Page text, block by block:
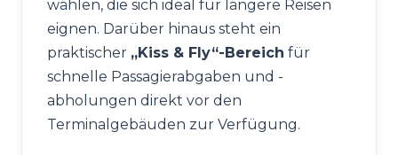
wählen, die sich ideal für längere Reisen
eignen. Darüber hinaus steht ein
praktischer „Kiss & Fly“-Bereich für
schnelle Passagierabgaben und -
abholungen direkt vor den
Terminalgebäuden zur Verfügung.